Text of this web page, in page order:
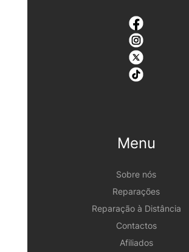
Menu
Sobre nós
Reparações
Reparação à Distância
Contactos
Afiliados